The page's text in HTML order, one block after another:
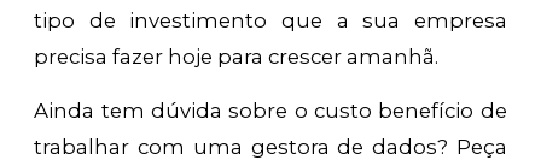
tipo de investimento que a sua empresa
precisa fazer hoje para crescer amanhã.
Ainda tem dúvida sobre o custo benefício de
trabalhar com uma gestora de dados? Peça